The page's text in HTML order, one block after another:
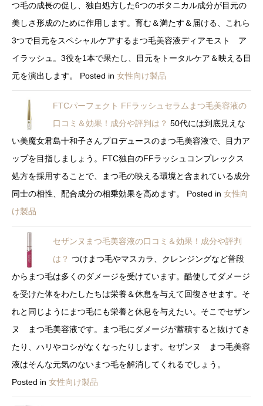
つ毛の成長の促し、独自処方した6つのボタニカル成分が目元の
美しさ形成のために作用します。育む＆満たす＆届ける、これら
3つで目元をスペシャルケアするまつ毛美容液ディアモスト ア
イラッシュ。3役を1本で果たし、目元をトータルケア＆映える目
元を演出します。
Posted in 女性向け製品
FTCパーフェクト FFラッシュセラムまつ毛美容液の
口コミ＆効果！成分や評判は？ 50代には到底見えな
い美魔女君島十和子さんプロデュースのまつ毛美容液で、目力ア
ップを目指しましょう。FTC独自のFFラッシュコンプレックス
処方を採用することで、まつ毛の映える環境と含まれている成分
同士の相性、配合成分の相乗効果を高めます。
Posted in 女性向
け製品
セザンヌまつ毛美容液の口コミ＆効果！成分や評判
は？ つけまつ毛やマスカラ、クレンジングなど普段
からまつ毛は多くのダメージを受けています。酷使してダメージ
を受けた体をわたしたちは栄養＆休息を与えて回復させます。そ
れと同じようにまつ毛にも栄養と休息を与えたい。そこでセザン
ヌ まつ毛美容液です。まつ毛にダメージが蓄積すると抜けてき
たり、ハリやコシがなくなったりします。セザンヌ まつ毛美容
液はそんな元気のないまつ毛を解消してくれるでしょう。
Posted in 女性向け製品